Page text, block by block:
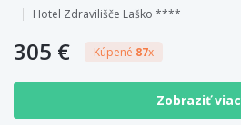
Hotel Zdravilišče Laško ****
305 € Kúpené 87x
Zobraziť viac